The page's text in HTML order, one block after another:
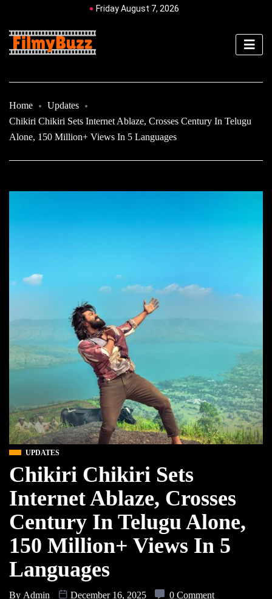
Friday August 7, 2026
Home
Updates
Chikiri Chikiri Sets Internet Ablaze, Crosses Century In Telugu
Alone, 150 Million+ Views In 5 Languages
UPDATES
Chikiri Chikiri Sets
Internet Ablaze, Crosses
Century In Telugu Alone,
150 Million+ Views In 5
Languages
By Admin December 16, 2025 0 Comment